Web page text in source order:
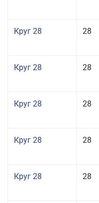
Круг 28 28
Круг 28 28
Круг 28 28
Круг 28 28
Круг 28 28